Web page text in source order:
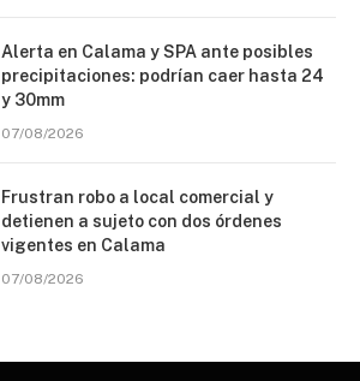
Alerta en Calama y SPA ante posibles
precipitaciones: podrían caer hasta 24
y 30mm
07/08/2026
Frustran robo a local comercial y
detienen a sujeto con dos órdenes
vigentes en Calama
07/08/2026